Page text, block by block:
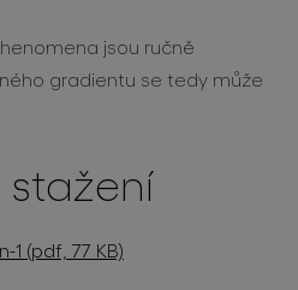
jsou ručně
gradientu se tedy může
stažení
(pdf, 77 KB)